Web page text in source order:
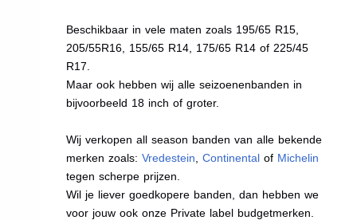
Beschikbaar in vele maten zoals 195/65 R15,
205/55R16, 155/65 R14, 175/65 R14 of 225/45
R17.
Maar ook hebben wij alle seizoenenbanden in
bijvoorbeeld 18 inch of groter.
Wij verkopen all season banden van alle bekende
merken zoals:Vredestein ,Continental of Michelin
tegen scherpe prijzen.
Wil je liever goedkopere banden, dan hebben we
voor jouw ook onze Private label budgetmerken.